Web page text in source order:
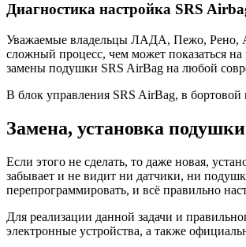
Диагностика настройка SRS
Уважаемые владельцы ЛАДА, Пежо, Рено,
сложный процесс, чем может показаться
замены подушки SRS AirBag на любой
В блок управления SRS AirBag, в
Замена, установка
Если этого не сделать, то даже новая,
забывает и не видит ни датчики, ни
перепрограммировать, и всё правильно
Для реализации данной задачи и
электронные устройства, а также